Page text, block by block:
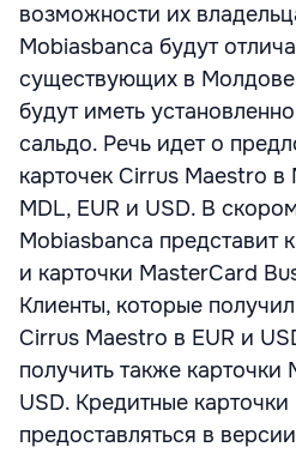
возможности их
Mobiasbanca будут
существующих в Молдове
будут иметь
сальдо. Речь идет о
карточек Cirrus Maestro в
MDL, EUR и USD. В
Mobiasbanca представит
и карточки MasterCard
Клиенты, которые
Cirrus Maestro в EUR и
получить также карточки
USD. Кредитные карточки
предоставляться в